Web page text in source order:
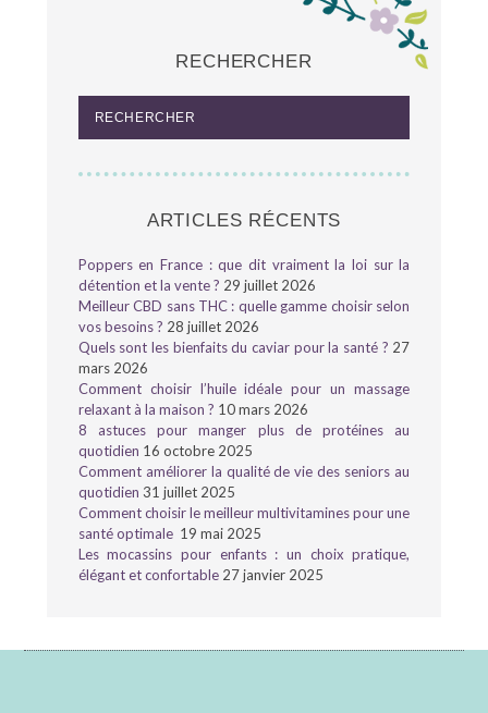
RECHERCHER
ARTICLES RÉCENTS
Poppers en France : que dit vraiment la loi sur la
détention et la vente ? 29 juillet 2026
Meilleur CBD sans THC : quelle gamme choisir selon
vos besoins ? 28 juillet 2026
Quels sont les bienfaits du caviar pour la santé ? 27
mars 2026
Comment choisir l’huile idéale pour un massage
relaxant à la maison ? 10 mars 2026
8 astuces pour manger plus de protéines au
quotidien 16 octobre 2025
Comment améliorer la qualité de vie des seniors au
quotidien 31 juillet 2025
Comment choisir le meilleur multivitamines pour une
santé optimale 19 mai 2025
Les mocassins pour enfants : un choix pratique,
élégant et confortable 27 janvier 2025